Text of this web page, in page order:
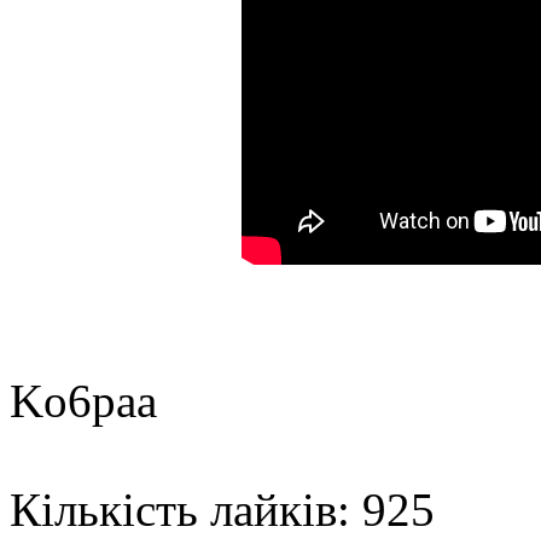
Ko6paa
Кількість лайків: 925